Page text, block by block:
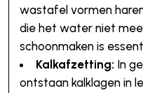
wastafel vormen
die het water niet
schoonmaken is
Kalkafzetting: In
ontstaan kalklagen in